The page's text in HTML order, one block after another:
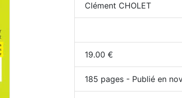
Clément CHOLET
19.00 €
185 pages - Publié en